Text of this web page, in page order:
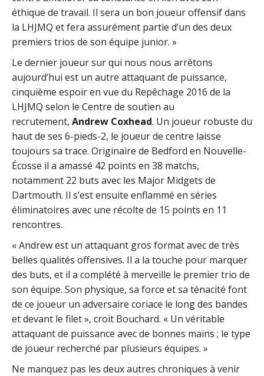
éthique de travail. Il sera un bon joueur offensif dans
la LHJMQ et fera assurément partie d’un des deux
premiers trios de son équipe junior. »
Le dernier joueur sur qui nous nous arrêtons
aujourd’hui est un autre attaquant de puissance,
cinquième espoir en vue du Repêchage 2016 de la
LHJMQ selon le Centre de soutien au
recrutement, Andrew Coxhead. Un joueur robuste du
haut de ses 6-pieds-2, le joueur de centre laisse
toujours sa trace. Originaire de Bedford en Nouvelle-
Écosse il a amassé 42 points en 38 matchs,
notamment 22 buts avec les Major Midgets de
Dartmouth. Il s’est ensuite enflammé en séries
éliminatoires avec une récolte de 15 points en 11
rencontres.
« Andrew est un attaquant gros format avec de très
belles qualités offensives. Il a la touche pour marquer
des buts, et il a complété à merveille le premier trio de
son équipe. Son physique, sa force et sa ténacité font
de ce joueur un adversaire coriace le long des bandes
et devant le filet », croit Bouchard. « Un véritable
attaquant de puissance avec de bonnes mains ; le type
de joueur recherché par plusieurs équipes. »
Ne manquez pas les deux autres chroniques à venir